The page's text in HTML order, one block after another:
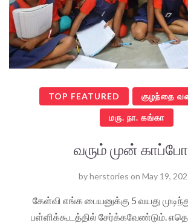
TOP FEATURED குழந்தை
மரு. நா. கங்கா
வரும் முன்
byherstories on May 19,
கேள்வி எங்க பையனுக்கு 5 வயது முடிந்து
பள்ளிக்கூடத்தில் சேர்க்கவேண்டும்.